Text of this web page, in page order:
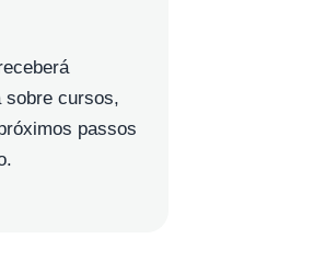
sobre cursos,
passos